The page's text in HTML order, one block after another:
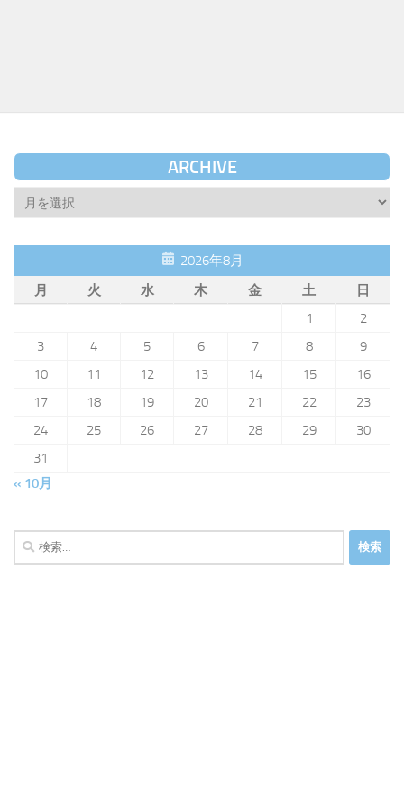
ARCHIVE
Archive
2026年8月
月
火 水 木 金 土
日
1
2
3
4 5 6 7 8
9
10
11 12 13 14 15
16
17
18 19 20 21 22
23
24
25 26 27 28 29
30
31
« 10月
検
索: